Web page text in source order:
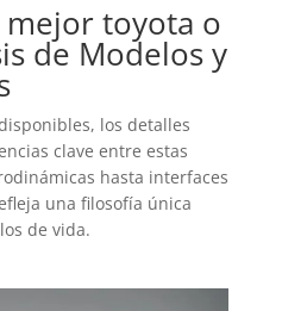
mejor toyota o
de Modelos y
los detalles
clave entre estas
hasta interfaces
una filosofía única
de vida.